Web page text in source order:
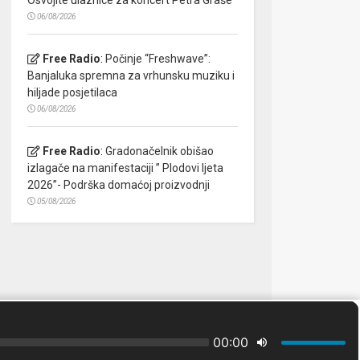
06/08/2026
Free Radio: Počinje “Freshwave”:
Banjaluka spremna za vrhunsku muziku i
hiljade posjetilaca
06/08/2026
Free Radio: Gradonačelnik obišao
izlagače na manifestaciji ” Plodovi ljeta
2026”- Podrška domaćoj proizvodnji
05/08/2026